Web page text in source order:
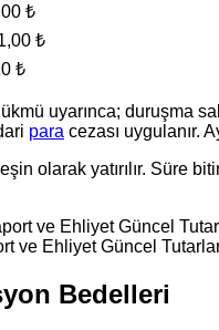
₺
₺
₺
uyarınca; duruşma
para cezası uygulanır.
olarak yatırılır.
ve Ehliyet Güncel
Bedelleri